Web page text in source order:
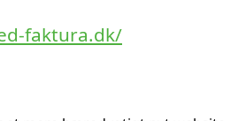
faktura.dk/